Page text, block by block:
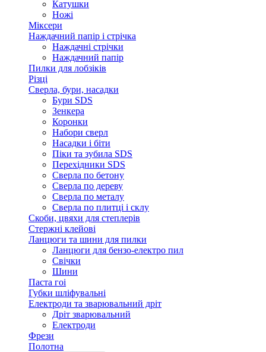
Катушки
Ножі
Міксери
Наждачний папір і стрічка
Наждачні стрічки
Наждачний папір
Пилки для лобзіків
Різці
Сверла, бури, насадки
Бури SDS
Зенкера
Коронки
Набори сверл
Насадки і біти
Піки та зубила SDS
Перехідники SDS
Сверла по бетону
Сверла по дереву
Сверла по металу
Сверла по плитці і склу
Скоби, цвяхи для степлерів
Стержні клейові
Ланцюги та шини для пилки
Ланцюги для бензо-електро пил
Свічки
Шини
Паста гоі
Губки шліфувальні
Електроди та зварювальний дріт
Дріт зварювальний
Електроди
Фрези
Полотна